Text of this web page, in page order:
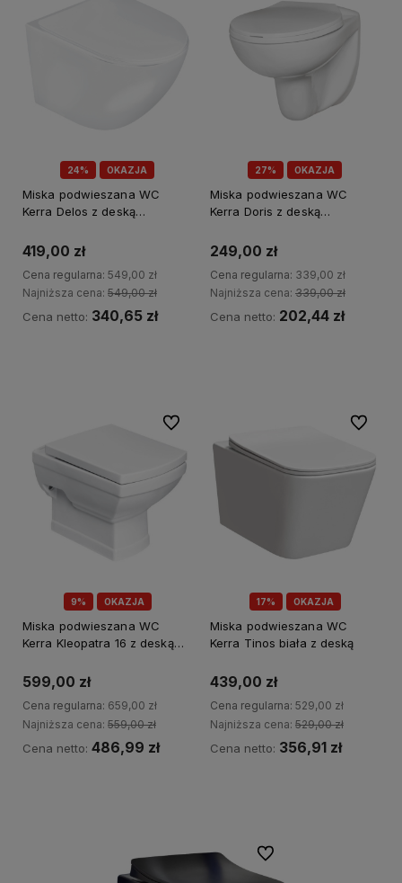
24% OKAZJA
Miska podwieszana WC
Kerra Delos z deską
419,00 zł
Cena regularna: 549,00 zł
Najniższa cena: 549,00 zł
Cena netto: 340,65 zł
27% OKAZJA
Miska podwieszana WC
Kerra Doris z deską
249,00 zł
Cena regularna: 339,00 zł
Najniższa cena: 339,00 zł
Cena netto: 202,44 zł
9% OKAZJA
Miska podwieszana WC
Kerra Kleopatra 16 z deską
599,00 zł
Cena regularna: 659,00 zł
Najniższa cena: 559,00 zł
Cena netto: 486,99 zł
Do ulubionych
17% OKAZJA
Miska podwieszana WC
Kerra Tinos biała z deską
439,00 zł
Cena regularna: 529,00 zł
Najniższa cena: 529,00 zł
Cena netto: 356,91 zł
Do
Do ulubionych